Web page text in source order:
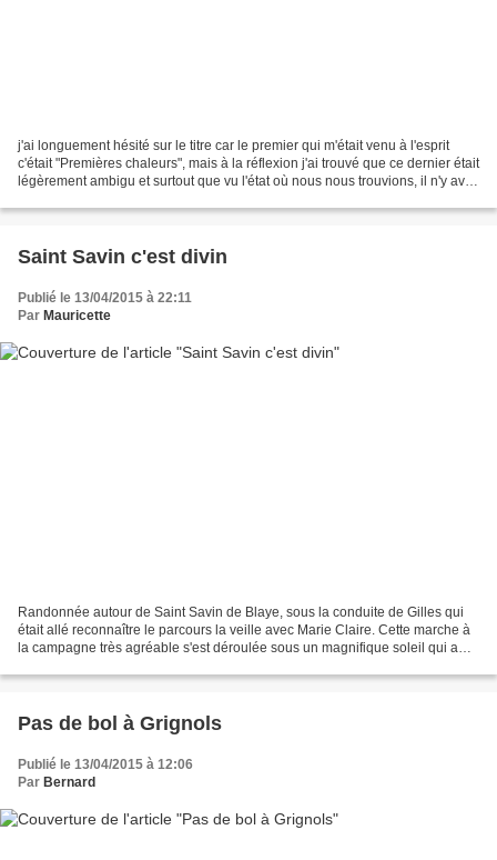
j'ai longuement hésité sur le titre car le premier qui m'était venu à l'esprit
c'était "Premières chaleurs", mais à la réflexion j'ai trouvé que ce dernier était
légèrement ambigu et surtout que vu l'état où nous nous trouvions, il n'y avait
Saint Savin c'est divin
Publié le 13/04/2015 à 22:11
Par Mauricette
Randonnée autour de Saint Savin de Blaye, sous la conduite de Gilles qui
était allé reconnaître le parcours la veille avec Marie Claire. Cette marche à
la campagne très agréable s'est déroulée sous un magnifique soleil qui a
Pas de bol à Grignols
Publié le 13/04/2015 à 12:06
Par Bernard